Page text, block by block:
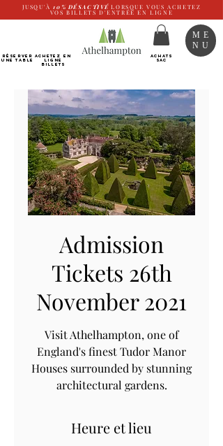
JUSQU'À 10% DÉSACTIVÉ LORSQUE VOUS ACHETEZ
VOS BILLETS D'ENTRÉE EN LIGNE
RÉSERVER
UNE TABLE
Achetez EN
LIGNE
Billets
ACHATS
SAC
ME
NU
Admission
Tickets 26th
November 2021
Visit Athelhampton, one of
England's finest Tudor Manor
Houses surrounded by stunning
architectural gardens.
Heure et lieu